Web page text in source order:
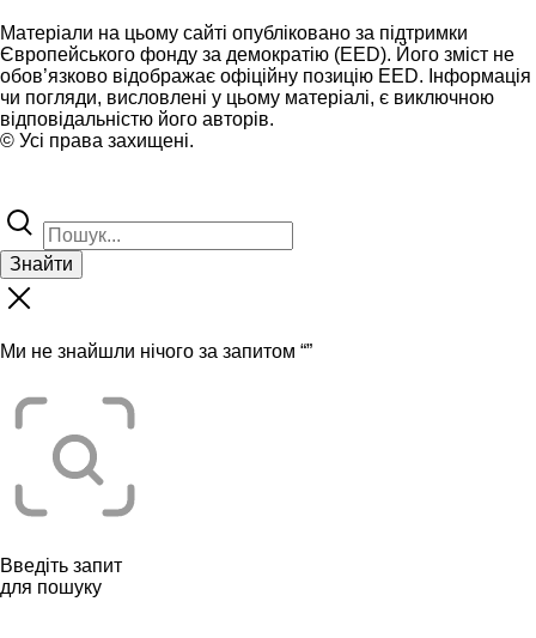
Матеріали на цьому сайті опубліковано за підтримки
Європейського фонду за демократію (EED). Його зміст не
обов’язково відображає офіційну позицію EED. Інформація
чи погляди, висловлені у цьому матеріалі, є виключною
відповідальністю його авторів.
© Усі права захищені.
Знайти
Ми не знайшли нічого за запитом “”
Введіть запит
для пошуку